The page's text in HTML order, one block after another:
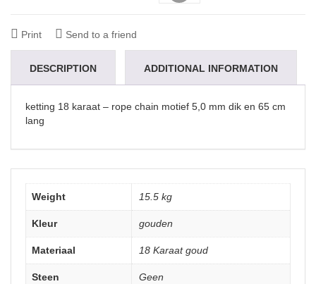
Print Send to a friend
DESCRIPTION ADDITIONAL INFORMATION
ketting 18 karaat – rope chain motief 5,0 mm dik en 65 cm
lang
Weight 15.5 kg
Kleur gouden
Materiaal 18 Karaat goud
Steen Geen